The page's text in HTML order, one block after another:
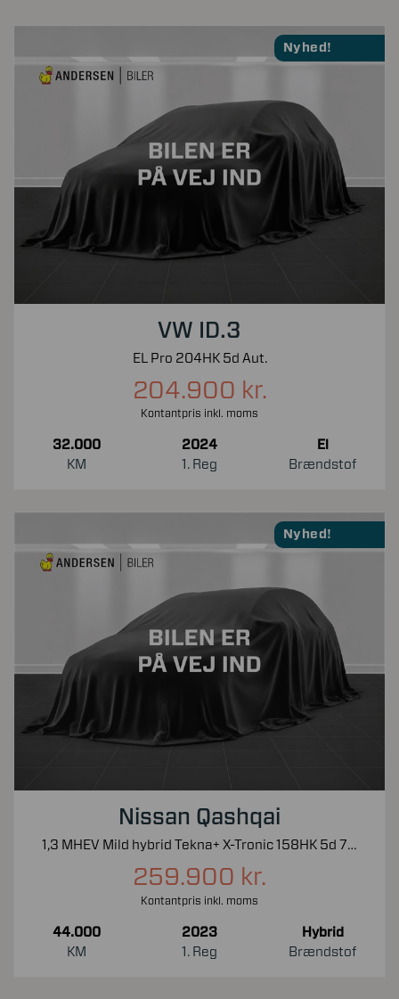
Nyhed!
VW ID.3
EL Pro 204HK 5d Aut.
204.900 kr.
Kontantpris inkl. moms
32.000
KM
2024
1. Reg
El
Brændstof
Nyhed!
Nissan Qashqai
1,3 MHEV Mild hybrid Tekna+ X-Tronic 158HK 5d 7g Aut.
259.900 kr.
Kontantpris inkl. moms
44.000
KM
2023
1. Reg
Hybrid
Brændstof